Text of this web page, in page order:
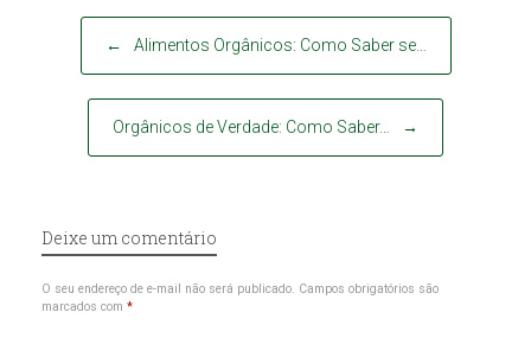
Post navigation
← Alimentos Orgânicos: Como Saber se…
Orgânicos de Verdade: Como Saber… →
Deixe um comentário
O seu endereço de e-mail não será publicado. Campos obrigatórios são
marcados com *